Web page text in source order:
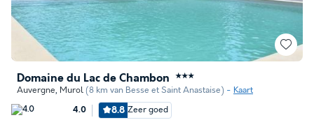
Domaine du Lac de Chambon ★★★
Auvergne, Murol (8 km van Besse et Saint Anastaise) Kaart
4.0 8.8 Zeer goed